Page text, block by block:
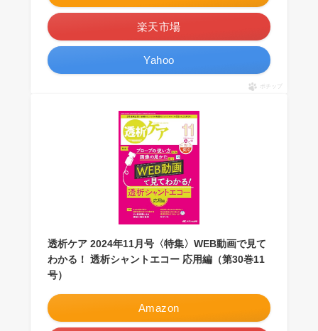
楽天市場
Yahoo
ポチップ
透析ケア 2024年11月号〈特集〉WEB動画で見て
わかる！ 透析シャントエコー 応用編（第30巻11
号）
Amazon